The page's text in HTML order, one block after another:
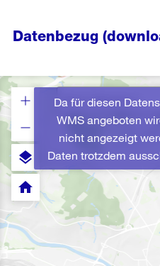
Datenbezug
Da für diesen
WMS angeboten
nicht angezeigt
Daten trotzdem
layers
home